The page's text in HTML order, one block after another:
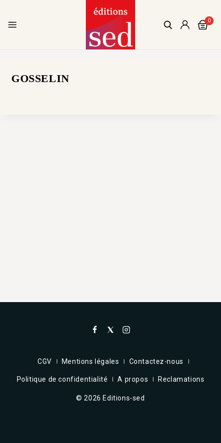
0
GOSSELIN
CGV Mentions légales Contactez-nous
Politique de confidentialité A propos Reclamations
© 2026 Editions-sed